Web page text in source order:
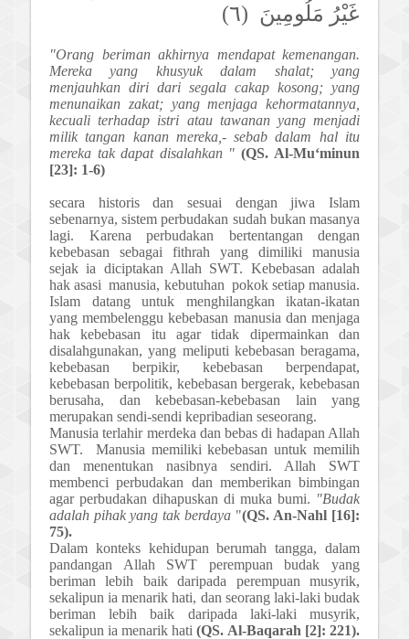
غَيْرُ مَلُومِينَ (٦)
"Orang beriman akhirnya mendapat kemenangan.
Mereka yang khusyuk dalam shalat; yang
menjauhkan diri dari segala cakap kosong; yang
menunaikan zakat; yang menjaga kehormatannya,
kecuali terhadap istri atau tawanan yang menjadi
milik tangan kanan mereka,- sebab dalam hal itu
mereka tak dapat disalahkan " (QS. Al-Mu‘minun
[23]: 1-6)
secara historis dan sesuai dengan jiwa Islam
sebenarnya,sistem perbudakan sudah bukan masanya
lagi. Karena perbudakan bertentangan dengan
kebebasan sebagai fithrah yang dimiliki manusia
sejak ia diciptakan Allah SWT. Kebebasan adalah
hak asasi manusia, kebutuhan pokok setiap manusia.
Islam datang untuk menghilangkan ikatan-ikatan
yang membelenggu kebebasan manusia dan menjaga
hak kebebasan itu agar tidak dipermainkan dan
disalahgunakan, yang meliputi kebebasan beragama,
kebebasan berpikir, kebebasan berpendapat,
kebebasan berpolitik, kebebasan bergerak, kebebasan
berusaha, dan kebebasan-kebebasan lain yang
merupakan sendi-sendi kepribadian seseorang.
Manusia terlahir merdeka dan bebas di hadapan Allah
SWT. Manusia memiliki kebebasan untuk memilih
dan menentukan nasibnya sendiri. Allah SWT
membenci perbudakan dan memberikan bimbingan
agar perbudakan dihapuskan di muka bumi. "Budak
adalah pihak yang tak berdaya"(QS. An-Nahl [16]:
75).
Dalam konteks kehidupan berumah tangga, dalam
pandangan Allah SWT perempuan budak yang
beriman lebih baik daripada perempuan musyrik,
sekalipun ia menarik hati, dan seorang laki-laki budak
beriman lebih baik daripada laki-laki musyrik,
sekalipun ia menarik hati (QS. Al-Baqarah [2]: 221).